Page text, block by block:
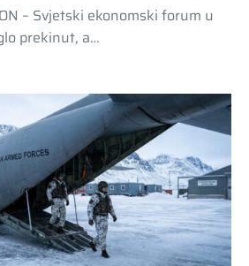
– Svjetski ekonomski forum u
prekinut, a…